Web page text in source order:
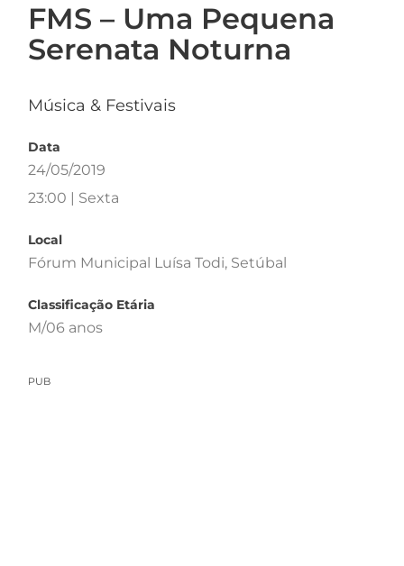
FMS – Uma Pequena
Serenata Noturna
Música & Festivais
Data
24/05/2019
23:00 | Sexta
Local
Fórum Municipal Luísa Todi, Setúbal
Classificação Etária
M/06 anos
PUB